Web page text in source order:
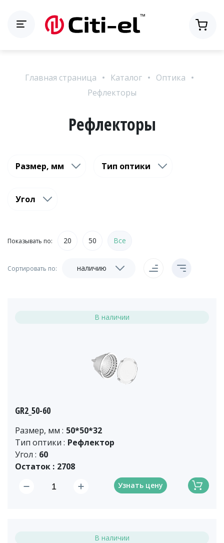
Главная страница Каталог
Оптика
Рефлекторы
Рефлекторы
Размер, мм Тип оптики
Угол
Показывать по: 20 50 Все
Сортировать по: наличию
В наличии
GR2_50-60
Размер, мм : 50*50*32
Тип оптики : Рефлектор
Угол : 60
Остаток : 2708
Узнать цену
В наличии